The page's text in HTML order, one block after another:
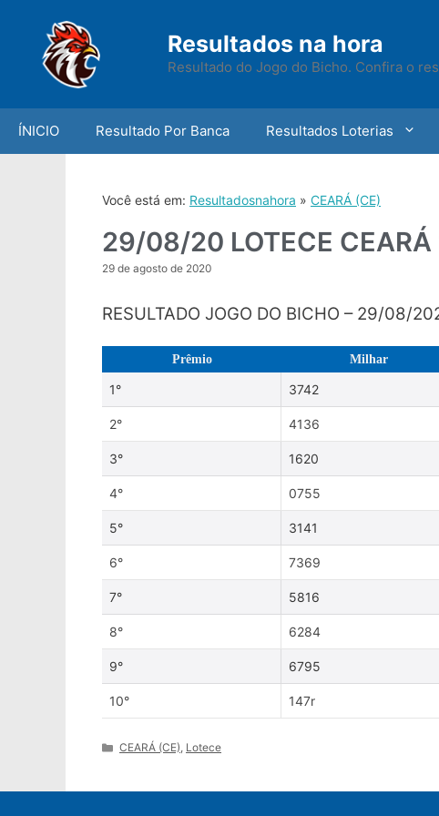
Resultados na hora
Resultado do Jogo do Bicho. Confira o
ÍNICIO Resultado Por Banca Resultados Loterias
Você está em: Resultadosnahora » CEARÁ (CE)
29/08/20 LOTECE CEARÁ
29 de agosto de 2020
RESULTADO JOGO DO BICHO – 29/08/
Prêmio Milhar
1° 3742
2° 4136
3° 1620
4° 0755
5° 3141
6° 7369
7° 5816
8° 6284
9° 6795
10° 147r
Categories
CEARÁ (CE), Lotece